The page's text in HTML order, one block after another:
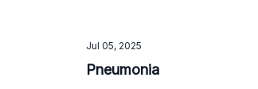
Jul 05, 2025
Pneumonia